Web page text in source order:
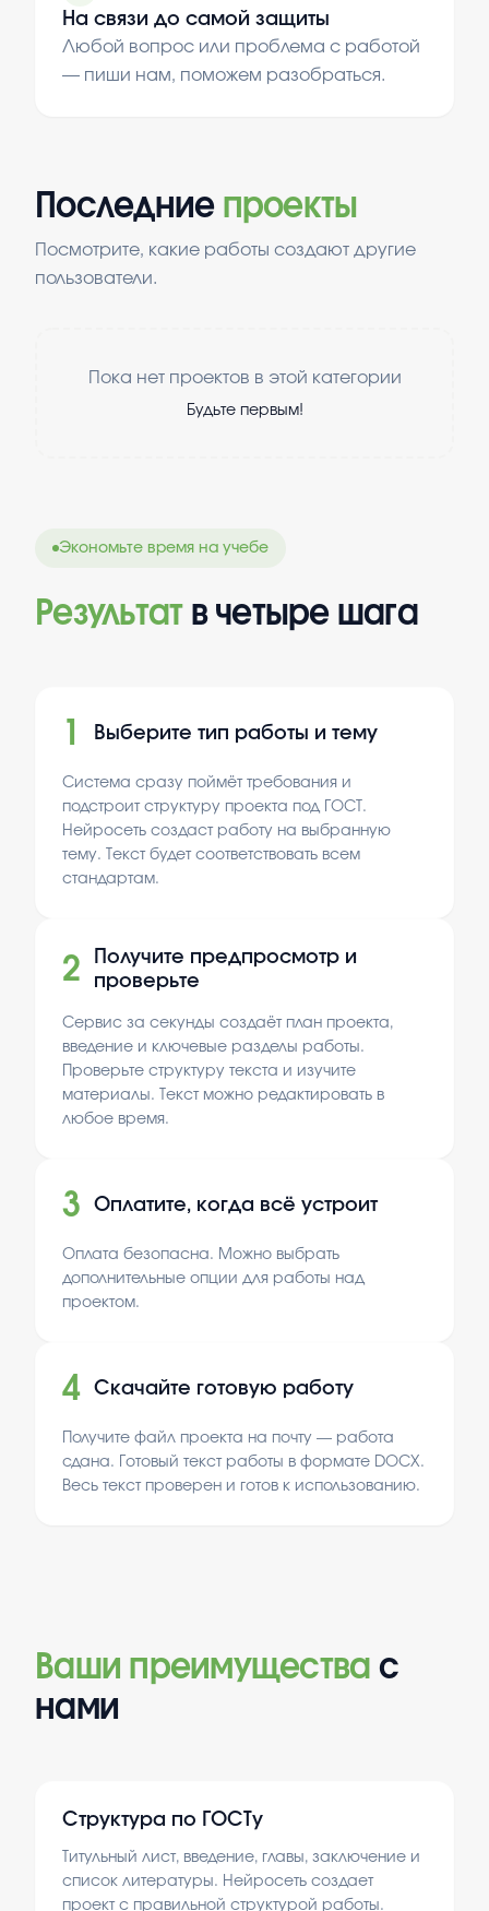
На связи до самой защиты
Любой вопрос или проблема с работой
— пиши нам, поможем разобраться.
Последние проекты
Посмотрите, какие работы создают другие
пользователи.
Пока нет проектов в этой категории
Будьте первым!
Экономьте время на учебе
Результат в четыре шага
1 Выберите тип работы и тему
Система сразу поймёт требования и
подстроит структуру проекта под ГОСТ.
Нейросеть создаст работу на выбранную
тему. Текст будет соответствовать всем
стандартам.
2
Получите предпросмотр и
проверьте
Сервис за секунды создаёт план проекта,
введение и ключевые разделы работы.
Проверьте структуру текста и изучите
материалы. Текст можно редактировать в
любое время.
3 Оплатите, когда всё устроит
Оплата безопасна. Можно выбрать
дополнительные опции для работы над
проектом.
4 Скачайте готовую работу
Получите файл проекта на почту — работа
сдана. Готовый текст работы в формате DOCX.
Весь текст проверен и готов к использованию.
Ваши преимущества с
нами
Структура по ГОСТу
Титульный лист, введение, главы, заключение и
список литературы. Нейросеть создает
проект с правильной структурой работы.